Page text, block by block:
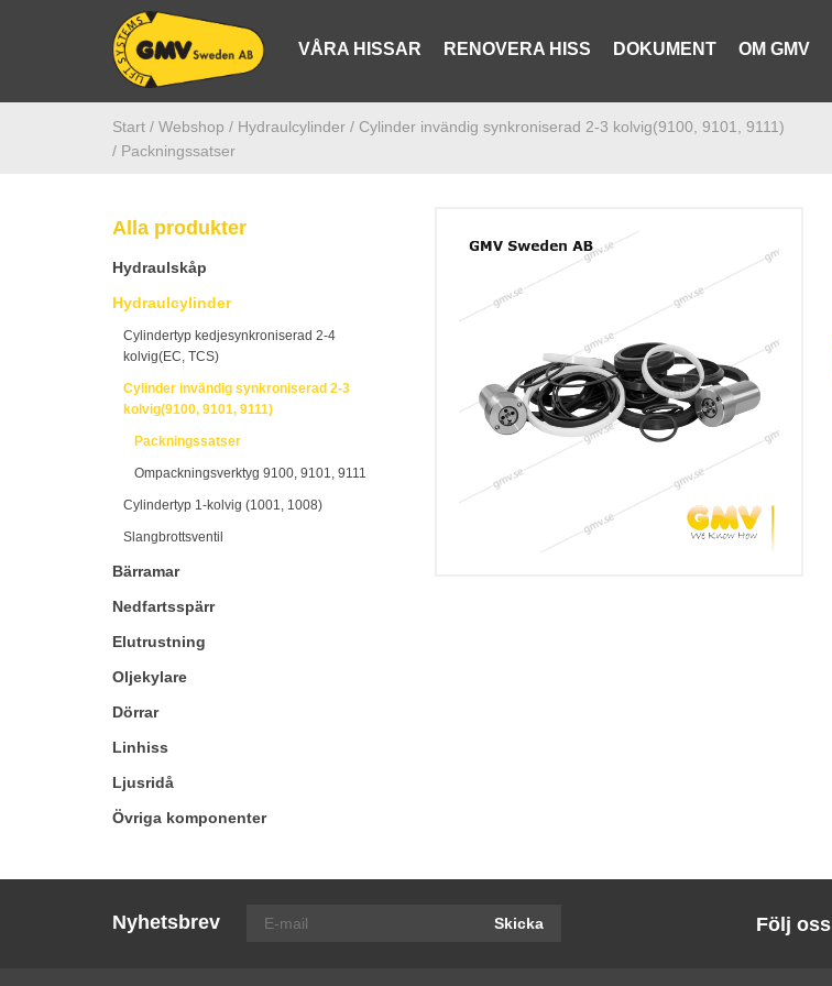
VÅRA HISSAR RENOVERA HISS DOKUMENT OM GMV
Start / Webshop / Hydraulcylinder / Cylinder invändig synkroniserad 2-3 kolvig(9100, 9101, 9111)
/ Packningssatser
Alla produkter
Hydraulskåp
Hydraulcylinder
Cylindertyp kedjesynkroniserad 2-4
kolvig(EC, TCS)
Cylinder invändig synkroniserad 2-3
kolvig(9100, 9101, 9111)
Packningssatser
Ompackningsverktyg 9100, 9101, 9111
Cylindertyp 1-kolvig (1001, 1008)
Slangbrottsventil
Bärramar
Nedfartsspärr
Elutrustning
Oljekylare
Dörrar
Linhiss
Ljusridå
Övriga komponenter
Nyhetsbrev Skicka Följ oss